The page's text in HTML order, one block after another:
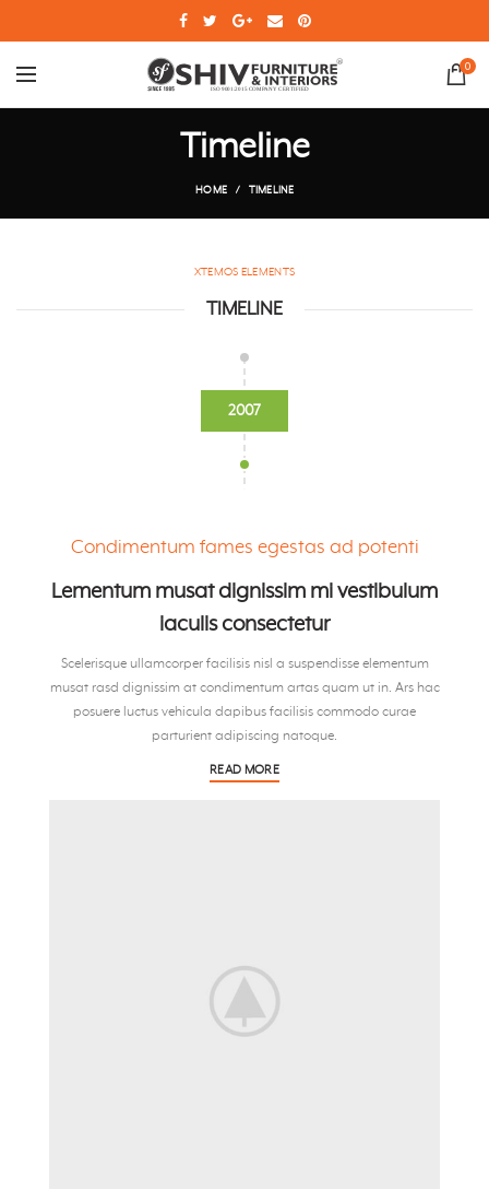
0
Timeline
HOME TIMELINE
XTEMOS ELEMENTS
TIMELINE
2007
Condimentum fames egestas ad potenti
Lementum musat dignissim mi vestibulum
iaculis consectetur
Scelerisque ullamcorper facilisis nisl a suspendisse elementum
musat rasd dignissim at condimentum artas quam ut in. Ars hac
posuere luctus vehicula dapibus facilisis commodo curae
parturient adipiscing natoque.
READ MORE